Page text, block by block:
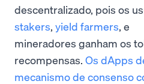
descentralizado, pois os
stakers, yield farmers, e
mineradores ganham os
recompensas. Os dApps
mecanismo de consenso